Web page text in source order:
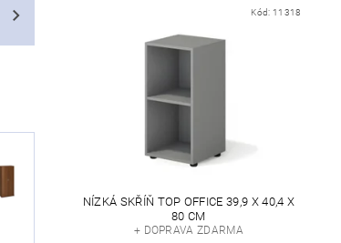
Kód: 11318
NÍZKÁ SKŘÍŇ TOP OFFICE 39,9 X 40,4 X
80 CM
+ DOPRAVA ZDARMA